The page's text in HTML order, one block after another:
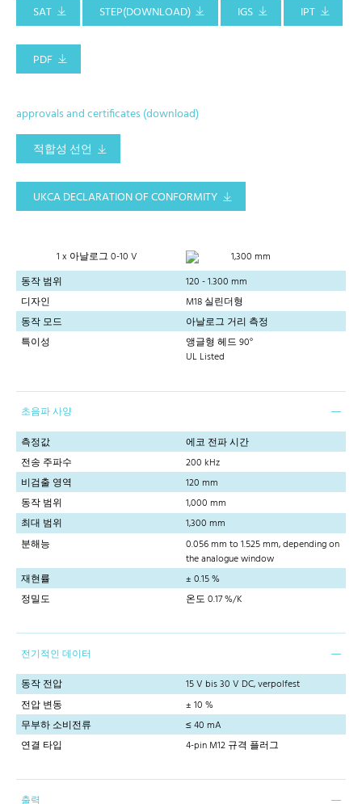
SAT
STEP(DOWNLOAD) IGS IPT
PDF
approvals and certificates (download)
적합성 선언
UKCA DECLARATION OF CONFORMITY
1 x 아날로그 0-10 V
1,300 mm
동작 범위
120 - 1.300 mm
디자인
M18 실린더형
동작 모드
아날로그 거리 측정
특이성
앵글형 헤드 90°
UL Listed
초음파 사양
측정값
에코 전파 시간
전송 주파수
200 kHz
비검출 영역
120 mm
동작 범위
1,000 mm
최대 범위
1,300 mm
분해능
0.056 mm to 1.525 mm, depending on
the analogue window
재현률
± 0.15 %
정밀도
온도 0.17 %/K
전기적인 데이터
동작 전압
15 V bis 30 V DC, verpolfest
전압 변동
± 10 %
무부하 소비전류
≤ 40 mA
연결 타입
4-pin M12 규격 플러그